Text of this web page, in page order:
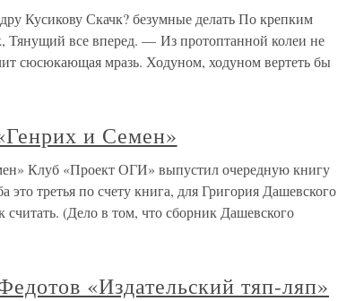
Кусикову Скачк? безумные делать По крепким
все вперед. — Из протоптанной колеи не
сюсюкающая мразь. Ходуном, ходуном вертеть бы
и Семен»
Клуб «Проект ОГИ» выпустил очередную книгу
это третья по счету книга, для Григория Дашевского
считать. (Дело в том, что сборник Дашевского
«Издательский тяп-ляп»